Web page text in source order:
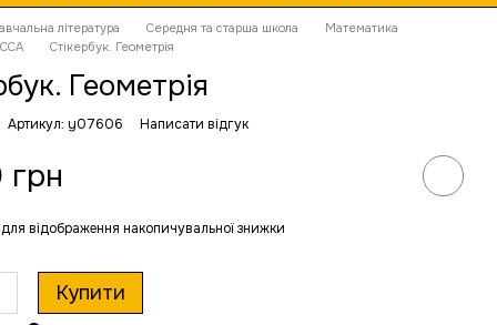
література Середня та старша школа
Математика
Стікербук. Геометрія
Геометрія
Артикул: y07606 Написати відгук
для відображення накопичувальної знижки
Купити